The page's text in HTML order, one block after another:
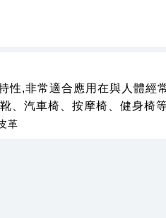
性,非常適合應用在與人體經
、汽車椅、按摩椅、健身椅
革